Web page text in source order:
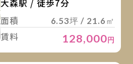
大森駅 / 徒歩7分
面積
6.53坪 / 21.6㎡
賃料 128,000円